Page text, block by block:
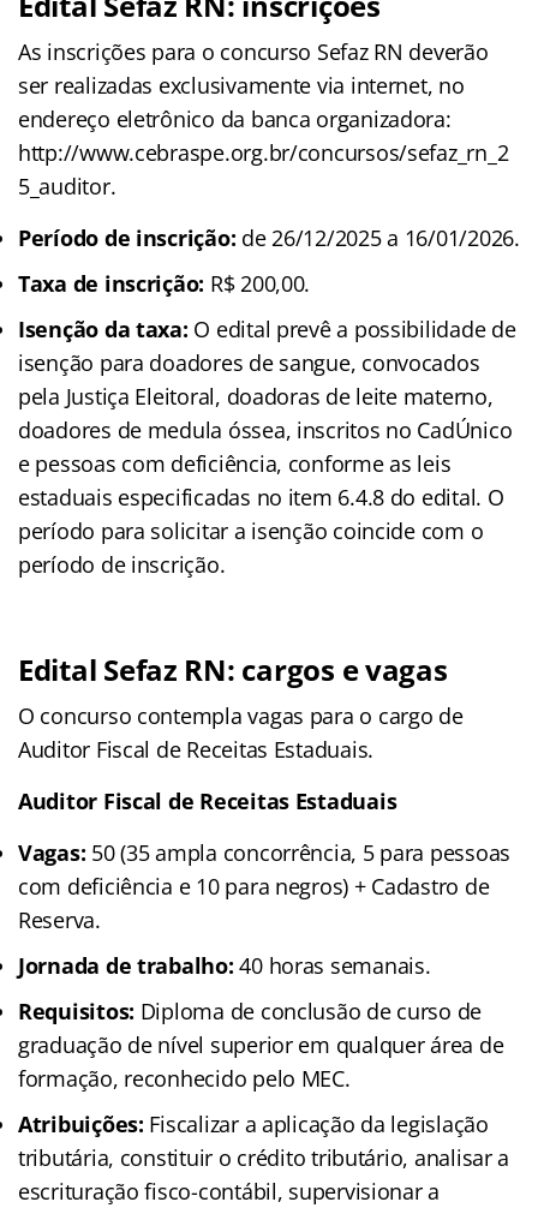
As inscrições para o concurso Sefaz RN deverão
ser realizadas exclusivamente via internet, no
endereço eletrônico da banca organizadora:
http://www.cebraspe.org.br/concursos/sefaz_rn_2
5_auditor.
Período de inscrição: de 26/12/2025 a 16/01/2026.
Taxa de inscrição: R$ 200,00.
Isenção da taxa: O edital prevê a possibilidade de
isenção para doadores de sangue, convocados
pela Justiça Eleitoral, doadoras de leite materno,
doadores de medula óssea, inscritos no CadÚnico
e pessoas com deficiência, conforme as leis
estaduais especificadas no item 6.4.8 do edital. O
período para solicitar a isenção coincide com o
período de inscrição.
Edital Sefaz RN: cargos e vagas
O concurso contempla vagas para o cargo de
Auditor Fiscal de Receitas Estaduais.
Auditor Fiscal de Receitas Estaduais
Vagas: 50 (35 ampla concorrência, 5 para pessoas
com deficiência e 10 para negros) + Cadastro de
Reserva.
Jornada de trabalho: 40 horas semanais.
Requisitos: Diploma de conclusão de curso de
graduação de nível superior em qualquer área de
formação, reconhecido pelo MEC.
Atribuições: Fiscalizar a aplicação da legislação
tributária, constituir o crédito tributário, analisar a
escrituração fisco-contábil, supervisionar a